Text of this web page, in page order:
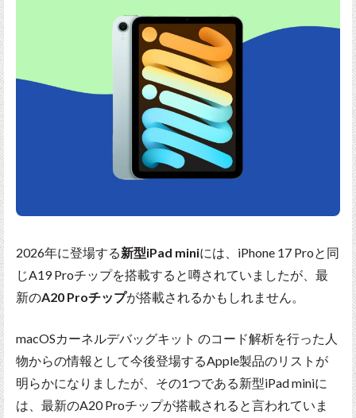
2026年に登場する新型iPad miniには、iPhone 17 Proと同
じA19 Proチップを搭載すると噂されていましたが、最
新のA20 Proチップが搭載されるかもしれません。
macOSカーネルデバッグキット のコード解析を行った人
物からの情報として今後登場するApple製品のリストが
明らかになりましたが、その1つである新型iPad miniに
は、最新のA20 Proチップが搭載されると言われていま